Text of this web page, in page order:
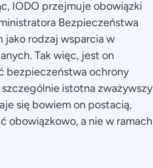
IODO przejmuje obowiązki
Bezpieczeństwa
jako rodzaj wsparcia w
Tak więc, jest on
bezpieczeństwa ochrony
istotna zważywszy
się bowiem on postacią,
obowiązkowo, a nie w ramach